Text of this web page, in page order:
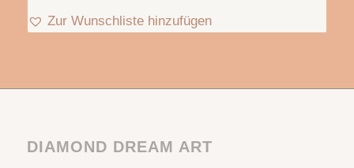
Zur Wunschliste hinzufügen
DIAMOND DREAM ART